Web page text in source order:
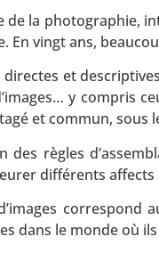
de la photographie,
En vingt ans,
directes et
y compris
et commun, sous
des règles
différents affects
correspond
dans le monde où